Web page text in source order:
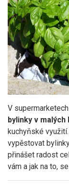
V
bylinky v malých
kuchyňské
vypěstovat
přinášet radost
vám a jak na to,